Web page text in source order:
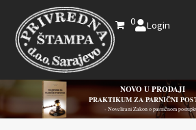
0 Login
NOVO U PRODAJI
PRAKTIKUM ZA PARNIČNI
- Novelirani Zakon o parničnom